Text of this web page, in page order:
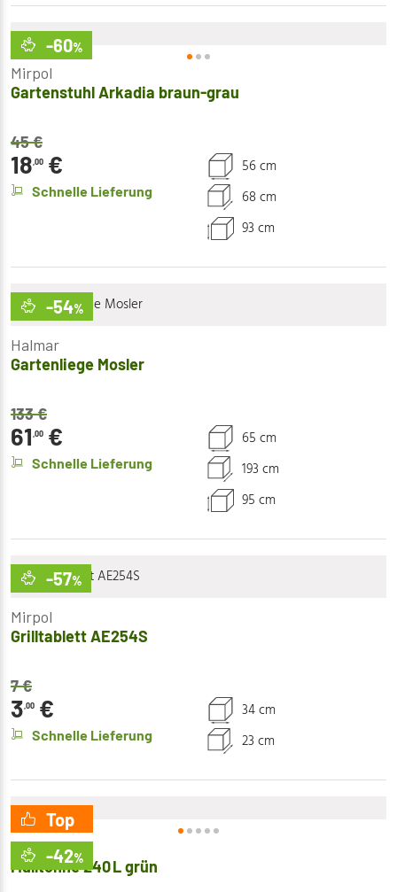
-60%
Mirpol
Gartenstuhl Arkadia braun-grau
45€
18,00 €
Schnelle Lieferung
56 cm
68 cm
93 cm
-54%
Halmar
Gartenliege Mosler
133€
61 ,00 €
Schnelle Lieferung
65 cm
193 cm
95 cm
-57%
Mirpol
Grilltablett AE254S
7€
3,00 €
Schnelle Lieferung
34 cm
23 cm
Top
-42%
Mirpol
Mülltonne 240 L grün